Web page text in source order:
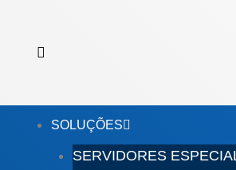
SOLUÇÕES
SERVIDORES